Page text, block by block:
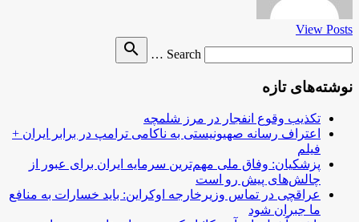
View Posts
Search …
search
نوشته‌های تازه
تکذیب وقوع انفجار در مرز شلمچه
اعتراف رسانه صهیونیستی به ناکامی ترامپ در برابر ایران +
فیلم
پزشکیان: وفاق ملی مهم‌ترین سرمایه ایران برای عبور از
چالش‌های پیش رو است
عراقچی در تماس وزیرخارجه اوکراین: باید خسارات به منافع
ما جبران شود